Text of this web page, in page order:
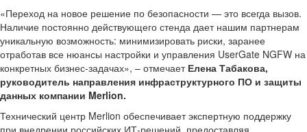
«Переход на новое решение по безопасности — это всегда вызов.
Наличие постоянно действующего стенда дает нашим партнерам
уникальную возможность: минимизировать риски, заранее
отработав все нюансы настройки и управления UserGate NGFW на
конкретных бизнес-задачах», – отмечает Елена Табакова,
руководитель направления инфраструктурного ПО и защиты
данных компании Merlion.
Технический центр Merlion обеспечивает экспертную поддержку
при внедрении российских ИТ-решений, предоставляя